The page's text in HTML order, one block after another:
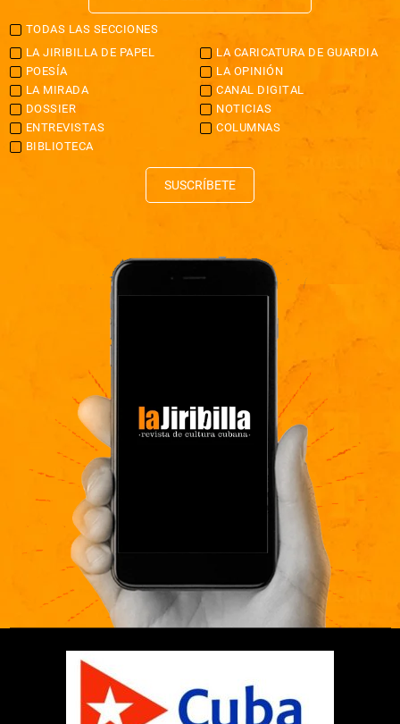
TODAS LAS SECCIONES
LA JIRIBILLA DE PAPEL
LA CARICATURA DE GUARDIA
POESÍA
LA OPINIÓN
LA MIRADA
CANAL DIGITAL
DOSSIER
NOTICIAS
ENTREVISTAS
COLUMNAS
BIBLIOTECA
SUSCRÍBETE